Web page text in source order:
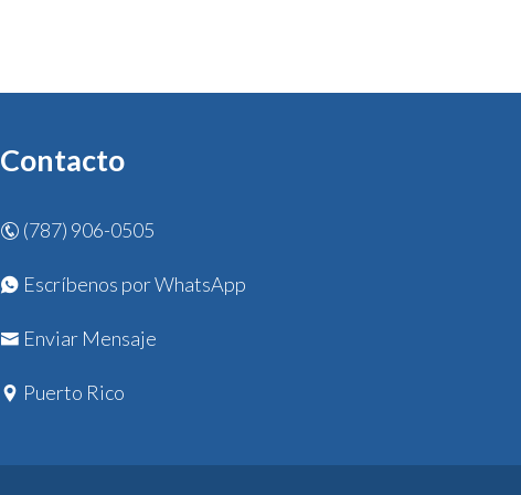
Contacto
(787) 906-0505
Escríbenos por WhatsApp
Enviar Mensaje
Puerto Rico